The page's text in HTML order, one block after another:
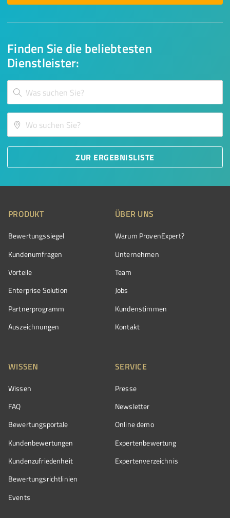
Finden Sie die beliebtesten
Dienstleister:
ZUR ERGEBNISLISTE
PRODUKT
Bewertungssiegel
Kundenumfragen
Vorteile
Enterprise Solution
Partnerprogramm
Auszeichnungen
ÜBER UNS
Warum ProvenExpert?
Unternehmen
Team
Jobs
Kundenstimmen
Kontakt
WISSEN
Wissen
FAQ
Bewertungsportale
Kundenbewertungen
Kundenzufriedenheit
Bewertungs­richtlinien
Events
SERVICE
Presse
Newsletter
Online demo
Expertenbewertung
Expertenverzeichnis